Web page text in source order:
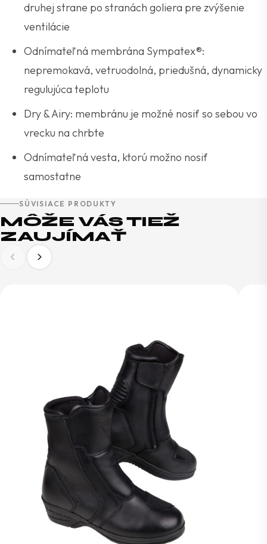
druhej strane po stranách goliera pre zvýšenie
ventilácie
Odnímateľná membrána Sympatex®:
nepremokavá, vetruodolná, priedušná, dynamicky
regulujúca teplotu
Dry & Airy: membránu je možné nosiť so sebou vo
vrecku na chrbte
Odnímateľná vesta, ktorú možno nosiť
samostatne
SÚVISIACE PRODUKTY
MÔŽE VÁS TIEŽ
ZAUJÍMAŤ